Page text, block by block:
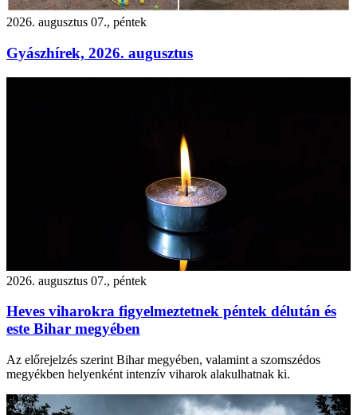
2026. augusztus 07., péntek
Gyászhírek, 2026. augusztus
2026. augusztus 07., péntek
Heves viharokra figyelmeztetnek péntek délután és
este Bihar megyében
Az előrejelzés szerint Bihar megyében, valamint a szomszédos
megyékben helyenként intenzív viharok alakulhatnak ki.